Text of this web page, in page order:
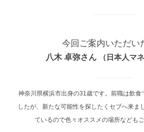
今回ご案内いただい
八木 卓弥さん （ 日本人マ
神奈川県横浜市出身の31歳です。前職は飲食
したが、新たな可能性を探したくセブへ来ま
ているので色々オススメの場所なども